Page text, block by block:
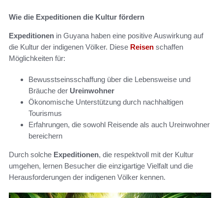
Wie die Expeditionen die Kultur fördern
Expeditionen in Guyana haben eine positive Auswirkung auf
die Kultur der indigenen Völker. Diese Reisen schaffen
Möglichkeiten für:
Bewusstseinsschaffung über die Lebensweise und
Bräuche der Ureinwohner
Ökonomische Unterstützung durch nachhaltigen
Tourismus
Erfahrungen, die sowohl Reisende als auch Ureinwohner
bereichern
Durch solche Expeditionen, die respektvoll mit der Kultur
umgehen, lernen Besucher die einzigartige Vielfalt und die
Herausforderungen der indigenen Völker kennen.